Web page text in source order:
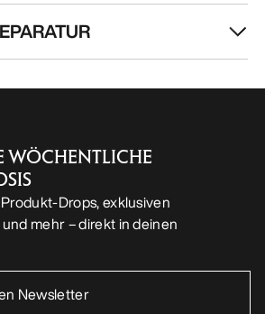
WÖCHENTLICHE
Drops, exklusiven
mehr – direkt in deinen